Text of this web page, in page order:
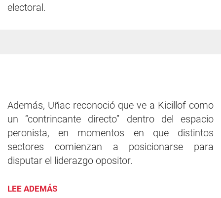
electoral.
Además, Uñac reconoció que ve a Kicillof como
un “contrincante directo” dentro del espacio
peronista, en momentos en que distintos
sectores comienzan a posicionarse para
disputar el liderazgo opositor.
LEE ADEMÁS